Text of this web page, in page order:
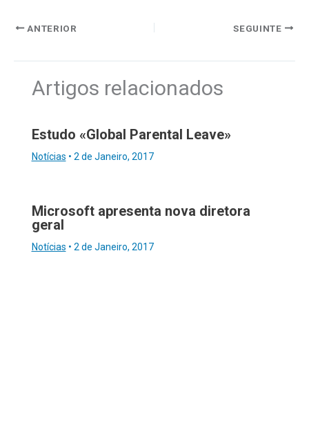
ANTERIOR SEGUINTE
Artigos relacionados
Estudo «Global Parental Leave»
Notícias • 2 de Janeiro, 2017
Microsoft apresenta nova diretora
geral
Notícias • 2 de Janeiro, 2017